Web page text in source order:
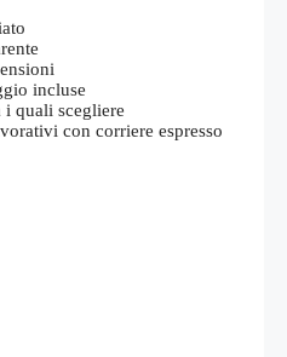
incluse
quali scegliere
con corriere espresso